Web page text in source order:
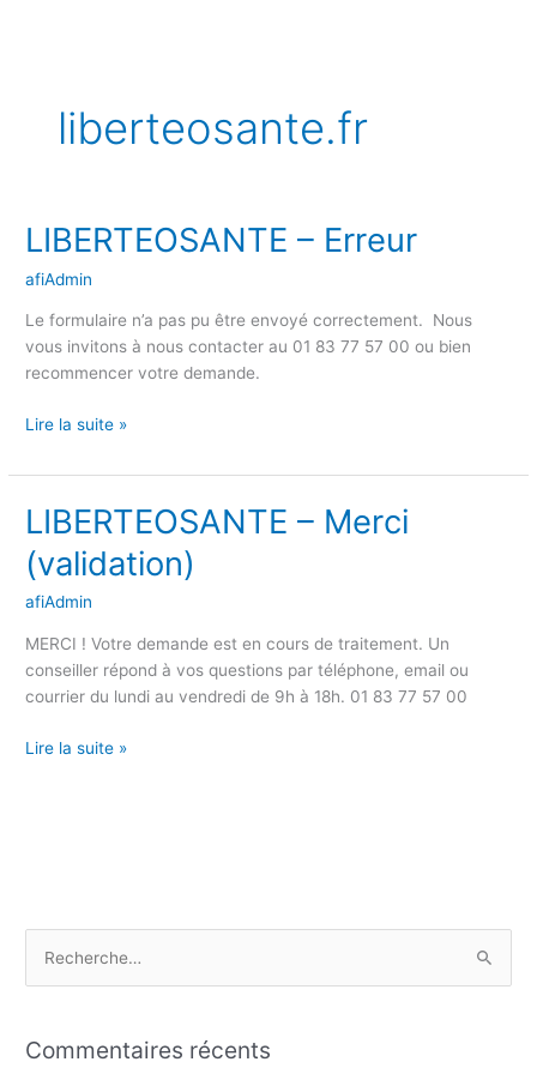
liberteosante.fr
LIBERTEOSANTE – Erreur
afiAdmin
Le formulaire n’a pas pu être envoyé correctement. Nous
vous invitons à nous contacter au 01 83 77 57 00 ou bien
recommencer votre demande.
LIBERTEOSANTE
–
Erreur
Lire la suite »
LIBERTEOSANTE – Merci
(validation)
afiAdmin
MERCI ! Votre demande est en cours de traitement. Un
conseiller répond à vos questions par téléphone, email ou
courrier du lundi au vendredi de 9h à 18h. 01 83 77 57 00
LIBERTEOSANTE
–
Merci
(validation)
Lire la suite »
h
Commentaires récents